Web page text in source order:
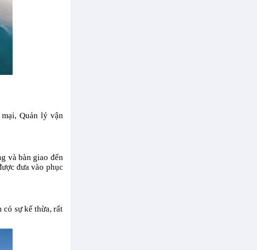
Quản lý vận
và bàn giao đến
đưa vào phục
sự kế thừa, rất